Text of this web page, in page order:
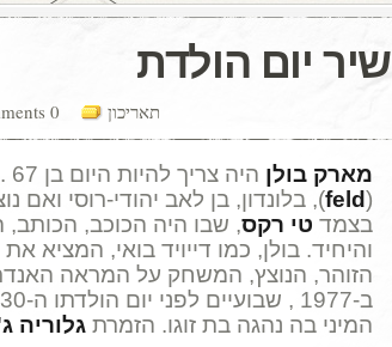
שיר יום הולדת
0 comments תאריכון
מארק בולן היה צריך להיות היום בן 67 . בולן נולד כמארק
(
feld), בלונדון, בן לאב יהודי-רוסי ואם
בצמד טי רקס, שבו היה הכוכב, הכותב,
והיחיד. בולן, כמו דייויד בואי, המציא
הזוהר, הנוצץ, המשחק על המראה
המיני בה נהגה בת זוגו. הזמרת גלוריה